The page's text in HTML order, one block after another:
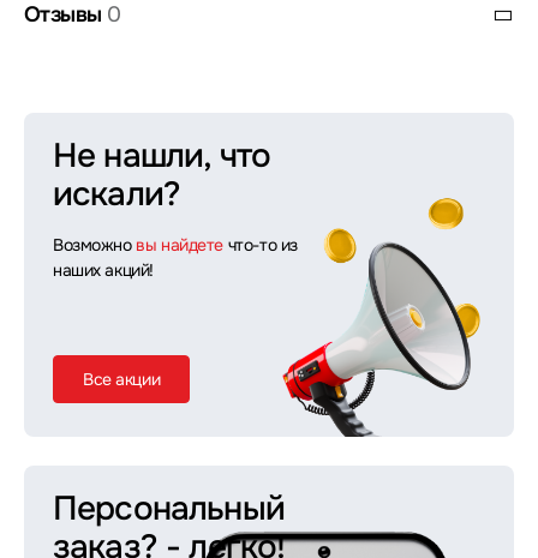
Отзывы 0
Не нашли, что
искали?
Возможно вы найдете что-то из
наших акций!
Все акции
Персональный
заказ? - легко!